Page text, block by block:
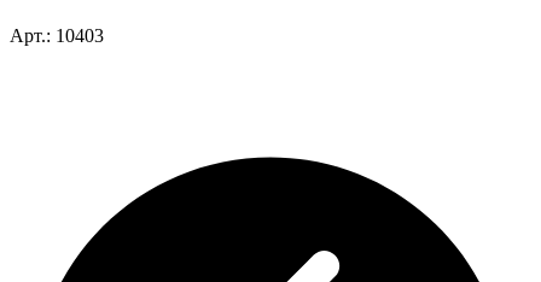
Арт.: 10403